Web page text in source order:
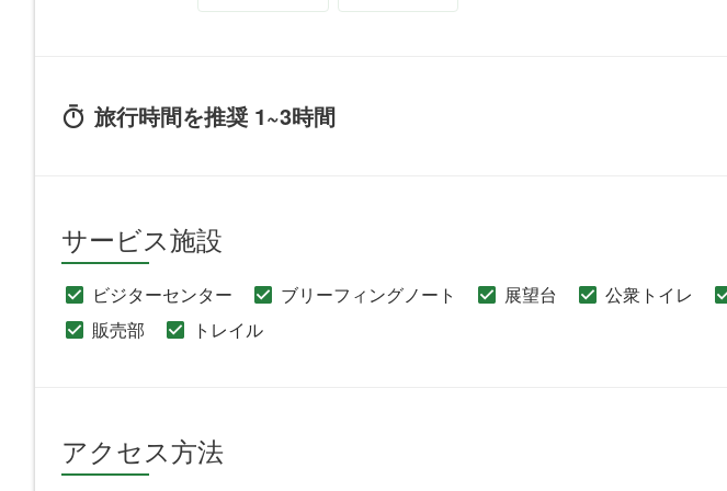
旅行時間を推奨 1~3時間
サービス施設
ビジターセンター ブリーフィングノート 展望台 公衆トイレ
販売部
トレイル
アクセス方法